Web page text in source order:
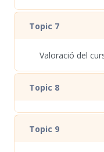
Topic 7
Valoració del
Topic 8
Topic 9